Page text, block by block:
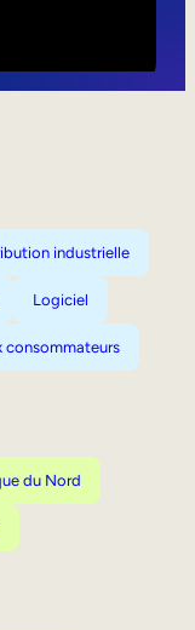
industrielle
Logiciel
consommateurs
du Nord